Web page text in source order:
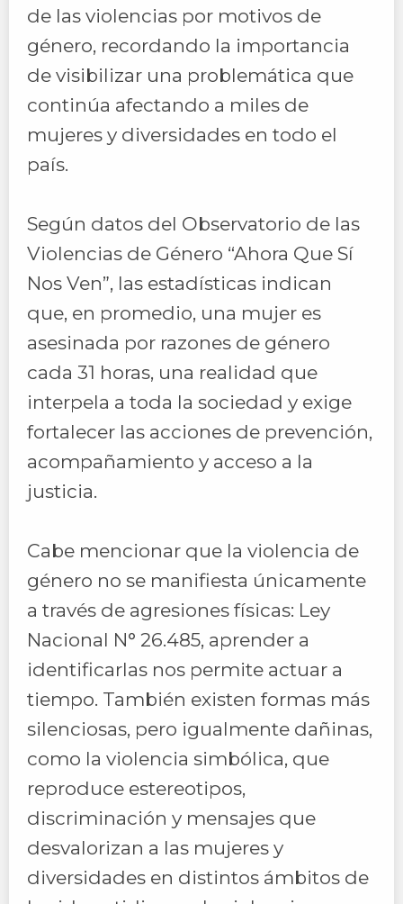
de las violencias por motivos de
género, recordando la importancia
de visibilizar una problemática que
continúa afectando a miles de
mujeres y diversidades en todo el
país.
Según datos del Observatorio de las
Violencias de Género “Ahora Que Sí
Nos Ven”, las estadísticas indican
que, en promedio, una mujer es
asesinada por razones de género
cada 31 horas, una realidad que
interpela a toda la sociedad y exige
fortalecer las acciones de prevención,
acompañamiento y acceso a la
justicia.
Cabe mencionar que la violencia de
género no se manifiesta únicamente
a través de agresiones físicas: Ley
Nacional N° 26.485, aprender a
identificarlas nos permite actuar a
tiempo. También existen formas más
silenciosas, pero igualmente dañinas,
como la violencia simbólica, que
reproduce estereotipos,
discriminación y mensajes que
desvalorizan a las mujeres y
diversidades en distintos ámbitos de